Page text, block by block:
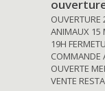
ANIMAUX 15
19H
COMMANDE
OUVERTE
VENTE